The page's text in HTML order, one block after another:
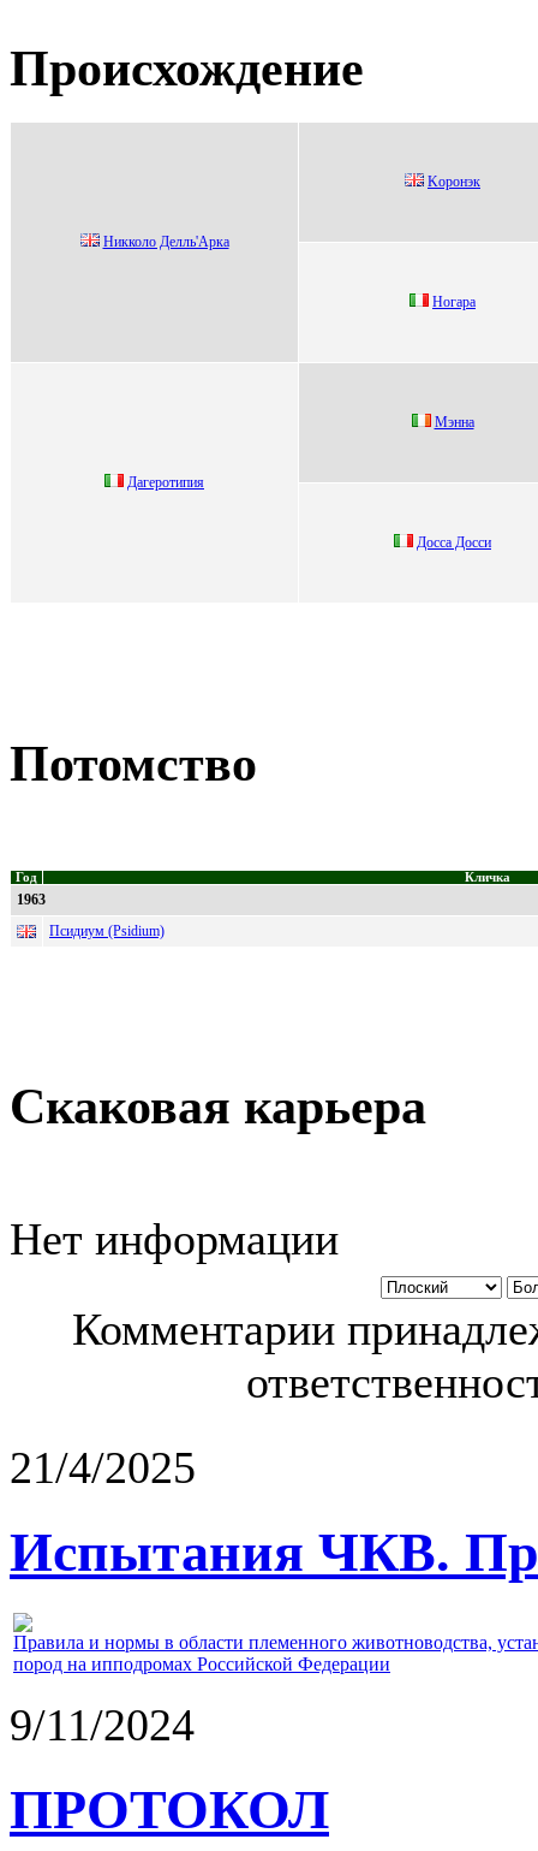
Происхождение
Никколо Дeлль'Apкa
Kоpонэк
Ногapa
Дагepoтипия
Mэнна
Дoccа Дoccи
Потомство
Год Кличка
1963
Псидиум (Psidium)
Скаковая карьера
Нет информации
Комментарии
21/4/2025
Испытания ЧКВ.
Правила и нормы в области племенного животноводства,
пород на ипподромах Российской Федерации
9/11/2024
ПРОТОКОЛ